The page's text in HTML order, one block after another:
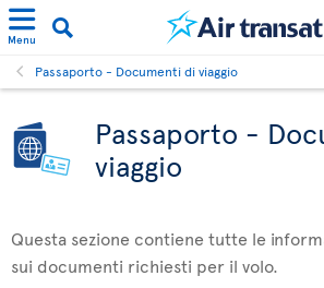
Menu
Passaporto - Documenti di viaggio
Passaporto -
viaggio
Questa sezione contiene tutte le
sui documenti richiesti per il volo.